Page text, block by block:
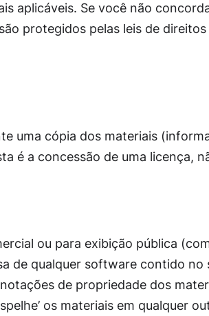
aplicáveis. Se você não
protegidos pelas leis de
uma cópia dos materiais
é a concessão de uma licença,
ou para exibição pública
de qualquer software contido no
de propriedade dos
os materiais em qualquer